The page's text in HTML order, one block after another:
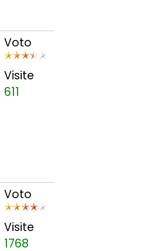
Voto
Visite
611
Voto
Visite
1768